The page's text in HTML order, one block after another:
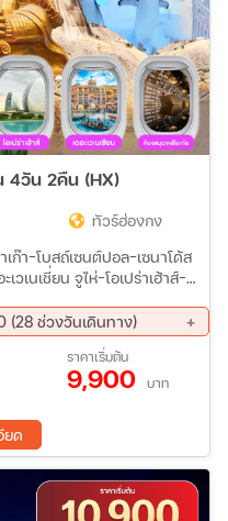
16 ต.ค. 69 - 18 ต.ค. 69
20 ต.ค. 69 - 22 ต.ค. 69
23 ต.ค. 69 - 25 ต.ค. 69
27 ต.ค. 69 - 29 ต.ค. 69
4วัน 2คืน (HX)
ทัวร์ฮ่องกง
ก๊า-โบสถ์เซนต์ปอล-เซนาโด้ส
เนเชี่ยน จูไห่-โอเปร่าเฮ้าส์-
Oh Bay-ร้านหยก-
วนอิมฮองฮำ-ร้านจิวเวลรี่-วัด
(28 ช่วงวันเดินทาง)
12 พ.ย. 69 - 15 พ.ย. 69
22 พ.ย. 69 - 25 พ.ย. 69
30 พ.ย. 69 - 03 ธ.ค. 69
04 ธ.ค. 69 - 07 ธ.ค. 69
10 ธ.ค. 69 - 13 ธ.ค. 69
18 ธ.ค. 69 - 21 ธ.ค. 69
26 ธ.ค. 69 - 29 ธ.ค. 69
07 ม.ค. 70 - 10 ม.ค. 70
ราคาเริ่มต้น
9,900 บาท
ยด